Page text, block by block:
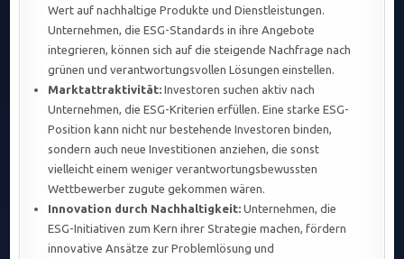
Wert auf nachhaltige Produkte und Dienstleistungen.
Unternehmen, die ESG-Standards in ihre Angebote
integrieren, können sich auf die steigende Nachfrage nach
grünen und verantwortungsvollen Lösungen einstellen.
Marktattraktivität: Investoren suchen aktiv nach
Unternehmen, die ESG-Kriterien erfüllen. Eine starke ESG-
Position kann nicht nur bestehende Investoren binden,
sondern auch neue Investitionen anziehen, die sonst
vielleicht einem weniger verantwortungsbewussten
Wettbewerber zugute gekommen wären.
Innovation durch Nachhaltigkeit: Unternehmen, die
ESG-Initiativen zum Kern ihrer Strategie machen, fördern
innovative Ansätze zur Problemlösung und